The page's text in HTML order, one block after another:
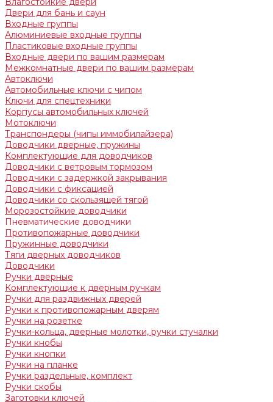
Двери для бань и саун
Входные группы
Алюминиевые входные группы
Пластиковые входные группы
Входные двери по вашим размерам
Межкомнатные двери по вашим размерам
Автоключи
Автомобильные ключи с чипом
Ключи для спецтехники
Корпусы автомобильных ключей
Мотоключи
Транспондеры (чипы иммобилайзера)
Доводчики дверные, пружины
Комплектующие для доводчиков
Доводчики с ветровым тормозом
Доводчики с задержкой закрывания
Доводчики с фиксацией
Доводчики со скользящей тягой
Морозостойкие доводчики
Пневматические доводчики
Противопожарные доводчики
Пружинные доводчики
Тяги дверных доводчиков
Доводчики
Ручки дверные
Комплектующие к дверным ручкам
Ручки для раздвижных дверей
Ручки к противопожарным дверям
Ручки на розетке
Ручки-кольца, дверные молотки, ручки стучалки
Ручки кнобы
Ручки кнопки
Ручки на планке
Ручки раздельные, комплект
Ручки скобы
Заготовки ключей